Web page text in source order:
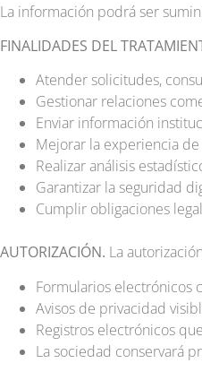
La información podrá ser
FINALIDADES DEL
Atender solicitudes,
Gestionar relaciones
Enviar información
Mejorar la experiencia de
Realizar análisis
Garantizar la seguridad
Cumplir obligaciones
AUTORIZACIÓN. La
Formularios electrónicos
Avisos de privacidad
Registros electrónicos
La sociedad conservará